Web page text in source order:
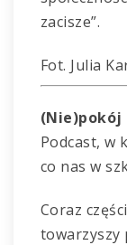
zacisze”.
Fot. Julia
(Nie)pokój
Podcast, w
co nas w
Coraz
towarzyszy